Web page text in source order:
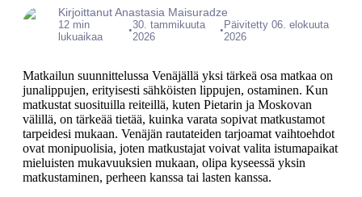
Kirjoittanut Anastasia Maisuradze
12 min
lukuaikaa
•30. tammikuuta
2026
• Päivitetty 06. elokuuta
2026
Matkailun suunnittelussa Venäjällä yksi tärkeä osa matkaa on
junalippujen, erityisesti sähköisten lippujen, ostaminen. Kun
matkustat suosituilla reiteillä, kuten Pietarin ja Moskovan
välillä, on tärkeää tietää, kuinka varata sopivat matkustamot
tarpeidesi mukaan. Venäjän rautateiden tarjoamat vaihtoehdot
ovat monipuolisia, joten matkustajat voivat valita istumapaikat
mieluisten mukavuuksien mukaan, olipa kyseessä yksin
matkustaminen, perheen kanssa tai lasten kanssa.